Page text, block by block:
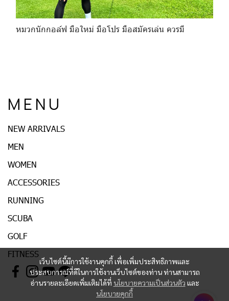
หมวกนักกอล์ฟ มือใหม่ มือโปร มือสมัครเล่น ควรมี
เว็บไซต์นี้มีการใช้งานคุกกี้ เพื่อเพิ่มประสิทธิภาพและ
ประสบการณ์ที่ดีในการใช้งานเว็บไซต์ของท่าน ท่านสามารถ
อ่านรายละเอียดเพิ่มเติมได้ที่ นโยบายความเป็นส่วนตัว และ
นโยบายคุกกี้
M E N U
NEW ARRIVALS
MEN
WOMEN
ACCESSORIES
RUNNING
SCUBA
GOLF
FITNESS